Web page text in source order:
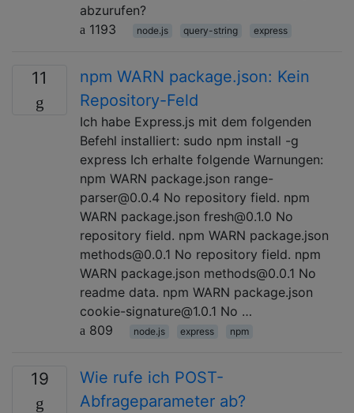
abzurufen?
1193
node.js query-string express
11
npm WARN package.json: Kein
Repository-Feld
Ich habe Express.js mit dem folgenden
Befehl installiert: sudo npm install -g
express Ich erhalte folgende Warnungen:
npm WARN package.json range-
parser@0.0.4 No repository field. npm
WARN package.json fresh@0.1.0 No
repository field. npm WARN package.json
methods@0.0.1 No repository field. npm
WARN package.json methods@0.0.1 No
readme data. npm WARN package.json
cookie-signature@1.0.1 No …
809
node.js express npm
19
Wie rufe ich POST-
Abfrageparameter ab?